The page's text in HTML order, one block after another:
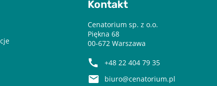
Kontakt
Cenatorium sp. z o.o.
Piękna 68
00-672 Warszawa
+48 22 404 79 35
biuro@cenatorium.pl